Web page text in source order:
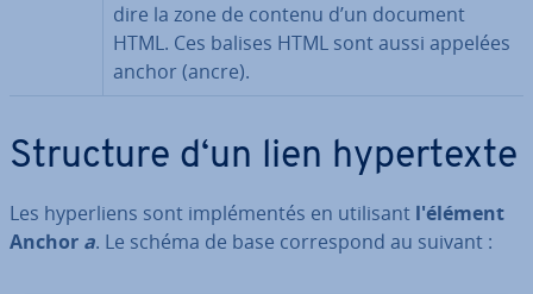
dire la zone de contenu d’un document
HTML. Ces balises HTML sont aussi appelées
anchor (ancre).
Structure d‘un lien hy­per­texte
Les hy­per­liens sont im­plé­men­tés en utilisant l'élément
Anchor a. Le schéma de base cor­res­pond au suivant :